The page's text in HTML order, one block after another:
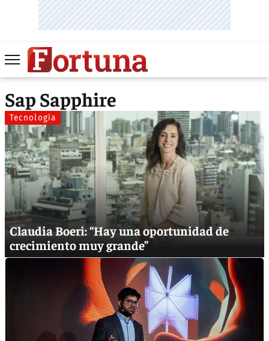
Sap Sapphire
Tecnología
Claudia Boeri: “Hay una oportunidad de
crecimiento muy grande”